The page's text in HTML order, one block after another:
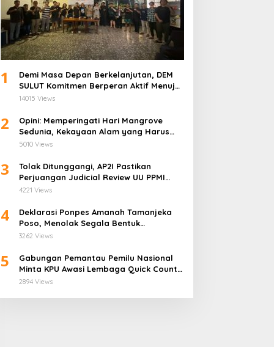
1
Demi Masa Depan Berkelanjutan, DEM
SULUT Komitmen Berperan Aktif Menuju
Era Energi Terbarukan di Sulawesi Utara
14015 Views
2
Opini: Memperingati Hari Mangrove
Sedunia, Kekayaan Alam yang Harus
Dijaga
5010 Views
3
Tolak Ditunggangi, AP2I Pastikan
Perjuangan Judicial Review UU PPMI
Demi Anggota Bukan Politis
4221 Views
4
Deklarasi Ponpes Amanah Tamanjeka
Poso, Menolak Segala Bentuk
Radikalisme dan Terorisme
3262 Views
5
Gabungan Pemantau Pemilu Nasional
Minta KPU Awasi Lembaga Quick Count
Lebih Ketat
2894 Views